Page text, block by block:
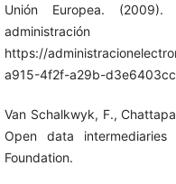
Unión Europea.
https://
a915-4f2f-a29b-
Van Schalkwyk, F.,
Open data
Foundation.